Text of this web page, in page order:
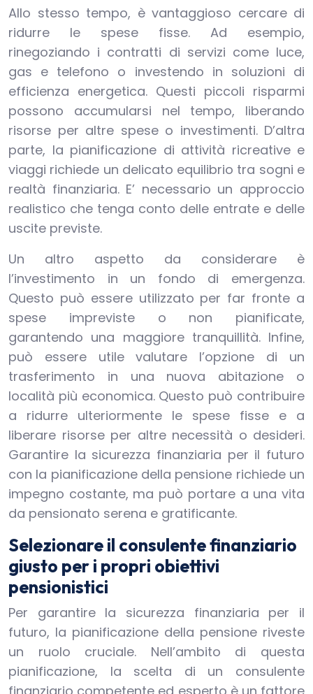
Allo stesso tempo, è vantaggioso cercare di
ridurre le spese fisse. Ad esempio,
rinegoziando i contratti di servizi come luce,
gas e telefono o investendo in soluzioni di
efficienza energetica. Questi piccoli risparmi
possono accumularsi nel tempo, liberando
risorse per altre spese o investimenti. D’altra
parte, la pianificazione di attività ricreative e
viaggi richiede un delicato equilibrio tra sogni e
realtà finanziaria. E’ necessario un approccio
realistico che tenga conto delle entrate e delle
uscite previste.
Un altro aspetto da considerare è
l’investimento in un fondo di emergenza.
Questo può essere utilizzato per far fronte a
spese impreviste o non pianificate,
garantendo una maggiore tranquillità. Infine,
può essere utile valutare l’opzione di un
trasferimento in una nuova abitazione o
località più economica. Questo può contribuire
a ridurre ulteriormente le spese fisse e a
liberare risorse per altre necessità o desideri.
Garantire la sicurezza finanziaria per il futuro
con la pianificazione della pensione richiede un
impegno costante, ma può portare a una vita
da pensionato serena e gratificante.
Selezionare il consulente finanziario
giusto per i propri obiettivi
pensionistici
Per garantire la sicurezza finanziaria per il
futuro, la pianificazione della pensione riveste
un ruolo cruciale. Nell’ambito di questa
pianificazione, la scelta di un consulente